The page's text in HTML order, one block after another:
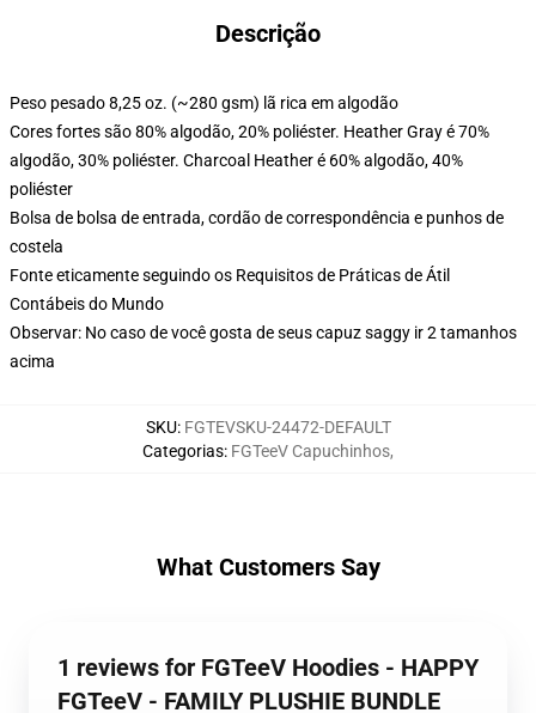
Descrição
Peso pesado 8,25 oz. (~280 gsm) lã rica em algodão
Cores fortes são 80% algodão, 20% poliéster. Heather Gray é 70%
algodão, 30% poliéster. Charcoal Heather é 60% algodão, 40%
poliéster
Bolsa de bolsa de entrada, cordão de correspondência e punhos de
costela
Fonte eticamente seguindo os Requisitos de Práticas de Átil
Contábeis do Mundo
Observar: No caso de você gosta de seus capuz saggy ir 2 tamanhos
acima
SKU: FGTEVSKU-24472-DEFAULT
Categorias: FGTeeV Capuchinhos,
What Customers Say
1 reviews for FGTeeV Hoodies - HAPPY
FGTeeV - FAMILY PLUSHIE BUNDLE